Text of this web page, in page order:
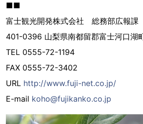
■■
富士観光開発株式会社 総務部広報課
401-0396 山梨県南都留郡富士河口湖
TEL 0555-72-1194
FAX 0555-72-3402
URL http://www.fuji-net.co.jp/
E-mail koho@fujikanko.co.jp